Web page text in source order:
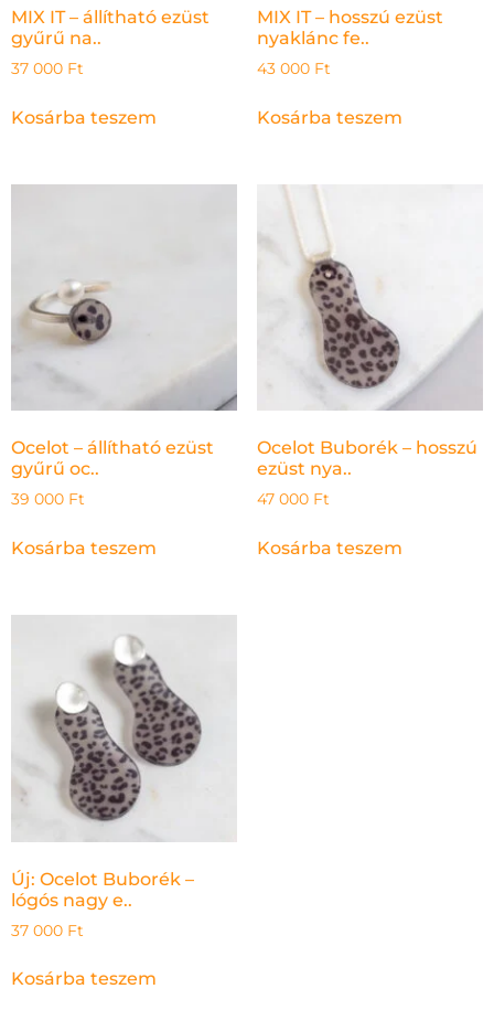
MIX IT – állítható ezüst
gyűrű na..
37 000 Ft
Kosárba teszem
MIX IT – hosszú ezüst
nyaklánc fe..
43 000 Ft
Kosárba teszem
Ocelot – állítható ezüst
gyűrű oc..
39 000 Ft
Kosárba teszem
Ocelot Buborék – hosszú
ezüst nya..
47 000 Ft
Kosárba teszem
Új: Ocelot Buborék –
lógós nagy e..
37 000 Ft
Kosárba teszem